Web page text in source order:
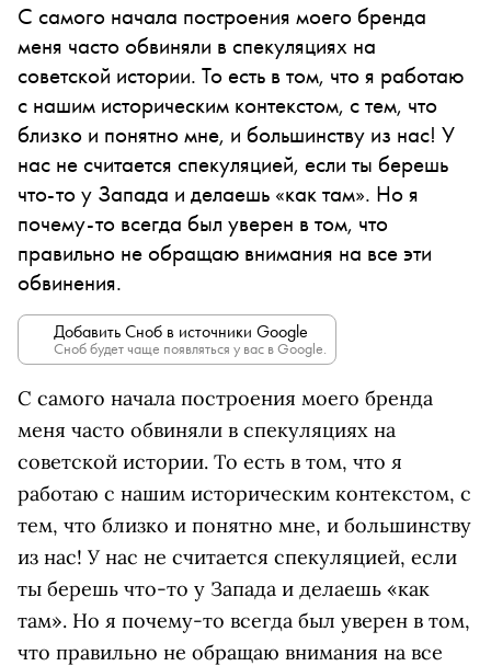
C самого начала построения моего бренда
меня часто обвиняли в спекуляциях на
советской истории. То есть в том, что я работаю
с нашим историческим контекстом, с тем, что
близко и понятно мне, и большинству из нас! У
нас не считается спекуляцией, если ты берешь
что-то у Запада и делаешь «как там». Но я
почему-то всегда был уверен в том, что
правильно не обращаю внимания на все эти
обвинения.
Добавить Сноб в источники Google
Сноб будет чаще появляться у вас в Google.
C самого начала построения моего бренда
меня часто обвиняли в спекуляциях на
советской истории. То есть в том, что я
работаю с нашим историческим контекстом, с
тем, что близко и понятно мне, и большинству
из нас! У нас не считается спекуляцией, если
ты берешь что-то у Запада и делаешь «как
там». Но я почему-то всегда был уверен в том,
что правильно не обращаю внимания на все